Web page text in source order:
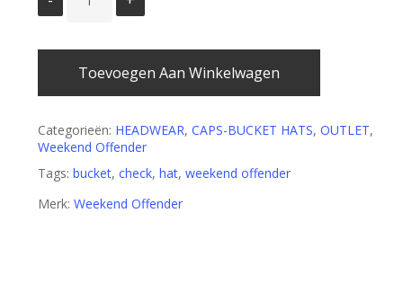
Toevoegen Aan Winkelwagen
Categorieën: HEADWEAR, CAPS-BUCKET HATS, OUTLET,
Weekend Offender
Tags: bucket, check, hat, weekend offender
Merk: Weekend Offender